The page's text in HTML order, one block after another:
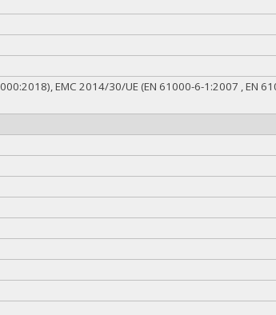
EMC 2014/30/UE (EN 61000-6-1:2007 , EN